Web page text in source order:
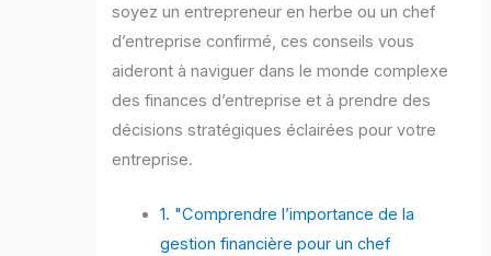
soyez un entrepreneur en herbe ou un chef
d’entreprise confirmé, ces conseils vous
aideront à naviguer dans le monde complexe
des finances d’entreprise et à prendre des
décisions stratégiques éclairées pour votre
entreprise.
1. "Comprendre l’importance de la
gestion financière pour un chef